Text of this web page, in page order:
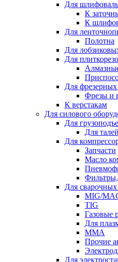
Для
К
К
Для
Полотна
Для
Для
Для фрезерных
Фрезы и
К верстакам
Для силового
Для
Для
Для
Запчасти
Масло
Для сварочных
MIG/
TIG
Газовые
Для
ММА
Прочие
Для